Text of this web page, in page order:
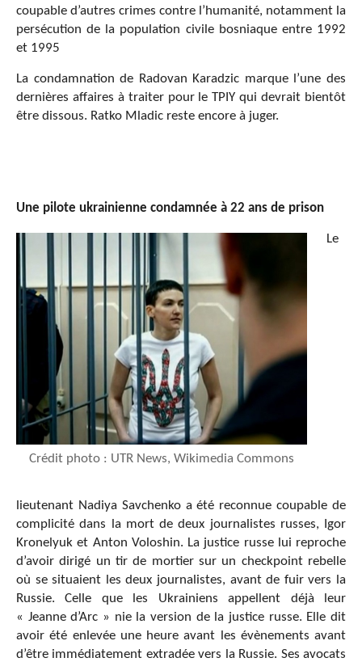
coupable d’autres crimes contre l’humanité, notamment la
persécution de la population civile bosniaque entre 1992
et 1995
La condamnation de Radovan Karadzic marque l’une des
dernières affaires à traiter pour le TPIY qui devrait bientôt
être dissous. Ratko Mladic reste encore à juger.
Une pilote ukrainienne condamnée à 22 ans de prison
Crédit photo : UTR News, Wikimedia Commons
Le
lieutenant Nadiya Savchenko a été reconnue coupable de
complicité dans la mort de deux journalistes russes, Igor
Kronelyuk et Anton Voloshin. La justice russe lui reproche
d’avoir dirigé un tir de mortier sur un checkpoint rebelle
où se situaient les deux journalistes, avant de fuir vers la
Russie. Celle que les Ukrainiens appellent déjà leur
« Jeanne d’Arc » nie la version de la justice russe. Elle dit
avoir été enlevée une heure avant les évènements avant
d’être immédiatement extradée vers la Russie. Ses avocats